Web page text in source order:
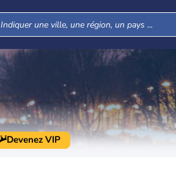
Devenez VIP